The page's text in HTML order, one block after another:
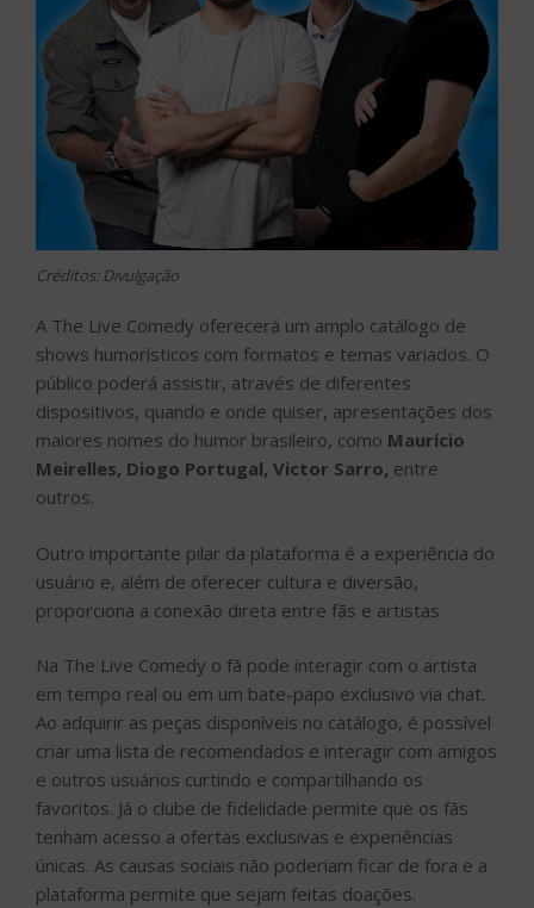
Créditos: Divulgação
A The Live Comedy oferecerá um amplo catálogo de
shows humorísticos com formatos e temas variados. O
público poderá assistir, através de diferentes
dispositivos, quando e onde quiser, apresentações dos
maiores nomes do humor brasileiro, como Maurício
Meirelles, Diogo Portugal, Victor Sarro, entre
outros.
Outro importante pilar da plataforma é a experiência do
usuário e, além de oferecer cultura e diversão,
proporciona a conexão direta entre fãs e artistas.
Na The Live Comedy o fã pode interagir com o artista
em tempo real ou em um bate-papo exclusivo via chat.
Ao adquirir as peças disponíveis no catálogo, é possível
criar uma lista de recomendados e interagir com amigos
e outros usuários curtindo e compartilhando os
favoritos. Já o clube de fidelidade permite que os fãs
tenham acesso a ofertas exclusivas e experiências
únicas. As causas sociais não poderiam ficar de fora e a
plataforma permite que sejam feitas doações.